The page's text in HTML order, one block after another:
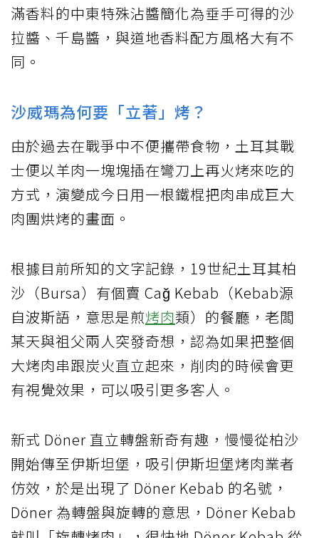
滿香料的中東特殊沾醬簡化為垂手可得的沙
拉醬、千島醬，與道地香料配方風格大有不
同。
沙威瑪為何要「立著」烤？
由於過去在戰爭中不便攜帶食物，土耳其戰
士便以羊肉一塊塊插在彎刀上再火烤來吃的
方式，演變成今日用一根鐵棍把肉串成巨大
肉團烘烤的畫面。
根據目前所知的文字記錄，19世紀土耳其柏
沙（Bursa）有個賣 Cağ Kebab（Kebab源
自波斯語，意思是煎烤肉類）的餐廳，老闆
某天與祖父兩人突發奇想，認為如果把整個
大烤肉串跟炭火直立起來，削肉的時候會更
有視覺效果，可以吸引更多客人。
新式 Döner 直立轉盤新奇有趣，慢慢從柏沙
開始傳至伊斯坦堡，吸引伊斯坦堡烤肉業者
仿效，於是出現了 Döner Kebab 的名號，
Döner 為轉盤與旋轉的意思，Döner Kebab